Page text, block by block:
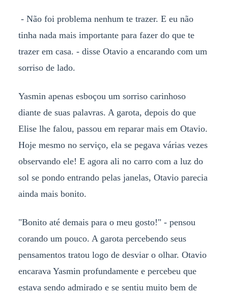
- Não foi problema nenhum te trazer. E eu não
tinha nada mais importante para fazer do que te
trazer em casa. - disse Otavio a encarando com um
sorriso de lado.
Yasmin apenas esboçou um sorriso carinhoso
diante de suas palavras. A garota, depois do que
Elise lhe falou, passou em reparar mais em Otavio.
Hoje mesmo no serviço, ela se pegava várias vezes
observando ele! E agora ali no carro com a luz do
sol se pondo entrando pelas janelas, Otavio parecia
ainda mais bonito.
"Bonito até demais para o meu gosto!" - pensou
corando um pouco. A garota percebendo seus
pensamentos tratou logo de desviar o olhar. Otavio
encarava Yasmin profundamente e percebeu que
estava sendo admirado e se sentiu muito bem de